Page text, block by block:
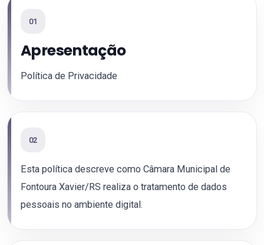
01
Apresentação
Política de Privacidade
02
Esta política descreve como Câmara Municipal de
Fontoura Xavier/RS realiza o tratamento de dados
pessoais no ambiente digital.